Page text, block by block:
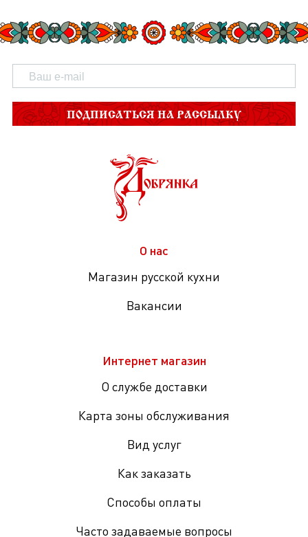
ПОДПИСАТЬСЯ НА РАССЫЛКУ
О нас
Магазин русской кухни
Вакансии
Интернет магазин
О службе доставки
Карта зоны обслуживания
Вид услуг
Как заказать
Способы оплаты
Часто задаваемые вопросы